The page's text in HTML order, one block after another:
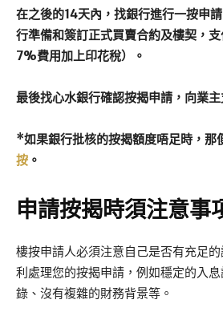
在之後的14天內，找銀行進行一按申
行準備和簽訂正式買賣合約及樓契，
7%費用加上印花稅）。
最後找心水銀行確認按揭申請，向業
*如果銀行批核的按揭額度唔足時，那
按 。
申請按揭時須注意事
樓按申請人必須注意自己是否有充足
利處理您的按揭申請，例如穩定的入
錄、沒有複雜的財務背景等。